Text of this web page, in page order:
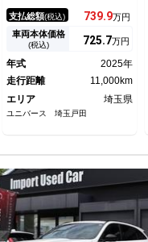
パノラマガラスルーフ 黒革シ
ート アップルカープレイ 全
周囲カメラ アダプティブクル
ーズコントロール ＭＥＲＩＤ
席シートヒーター 前席パワー
シート １オーナー 禁煙車
支払総額(税込) 739.9万円
車両本体価格
(税込) 725.7万円
年式
2025年
走行距離
11,000km
エリア
埼玉県
ユニバース 埼玉戸田